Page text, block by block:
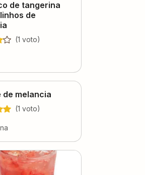
de tangerina
de
(1 voto)
de melancia
(1 voto)